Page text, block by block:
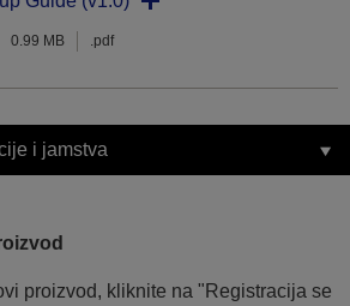
0.99 MB .pdf
i jamstva
proizvod, kliknite na "Registracija se